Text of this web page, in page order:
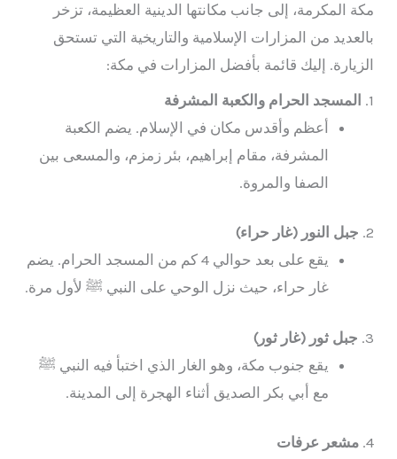
مكة المكرمة، إلى جانب مكانتها الدينية العظيمة، تزخر
بالعديد من المزارات الإسلامية والتاريخية التي تستحق
الزيارة. إليك قائمة بأفضل المزارات في مكة:
1. المسجد الحرام والكعبة المشرفة
أعظم وأقدس مكان في الإسلام. يضم الكعبة
المشرفة، مقام إبراهيم، بئر زمزم، والمسعى بين
الصفا والمروة.
2. جبل النور (غار حراء)
يقع على بعد حوالي 4 كم من المسجد الحرام. يضم
غار حراء، حيث نزل الوحي على النبي ﷺ لأول مرة.
3. جبل ثور (غار ثور)
يقع جنوب مكة، وهو الغار الذي اختبأ فيه النبي ﷺ
مع أبي بكر الصديق أثناء الهجرة إلى المدينة.
4. مشعر عرفات